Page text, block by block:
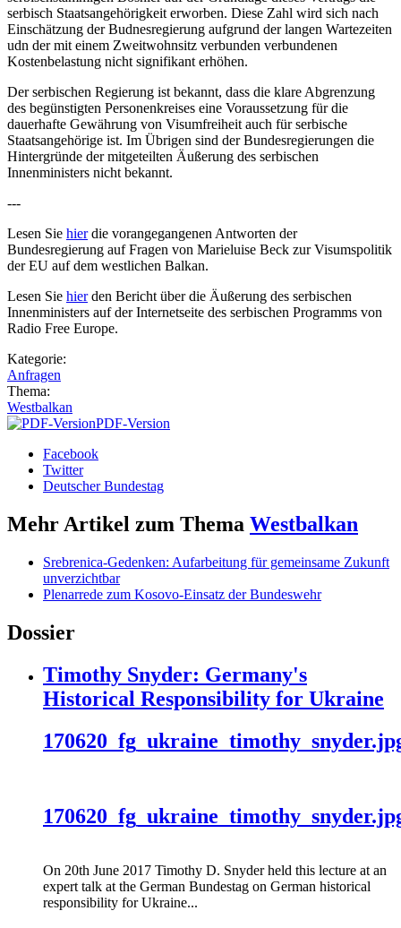
serbisch Staatsangehörigkeit erworben. Diese Zahl wird sich nach
Einschätzung der Budnesregierung aufgrund der langen Wartezeiten
udn der mit einem Zweitwohnsitz verbunden verbundenen
Kostenbelastung nicht signifikant erhöhen.
Der serbischen Regierung ist bekannt, dass die klare Abgrenzung
des begünstigten Personenkreises eine Voraussetzung für die
dauerhafte Gewährung von Visumfreiheit auch für serbische
Staatsangehörige ist. Im Übrigen sind der Bundesregierungen die
Hintergründe der mitgeteilten Äußerung des serbischen
Innenministers nicht bekannt.
---
Lesen Sie hierdie vorangegangenen Antworten der
Bundesregierung auf Fragen von Marieluise Beck zur Visumspolitik
der EU auf dem westlichen Balkan.
Lesen Sie hierden Bericht über die Äußerung des serbischen
Innenministers auf der Internetseite des serbischen Programms von
Radio Free Europe.
Kategorie:
Anfragen
Thema:
Westbalkan
PDF-Version
Facebook
Twitter
Deutscher Bundestag
Mehr Artikel zum Thema Westbalkan
Srebrenica-Gedenken: Aufarbeitung für gemeinsame Zukunft
unverzichtbar
Plenarrede zum Kosovo-Einsatz der Bundeswehr
Dossier
Timothy Snyder: Germany's
Historical Responsibility for Ukraine
On 20th June 2017 Timothy D. Snyder held this lecture at an
expert talk at the German Bundestag on German historical
responsibility for Ukraine...